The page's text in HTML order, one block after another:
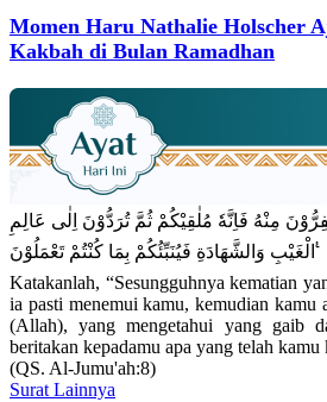
Momen Haru Nathalie Holscher
Kakbah di Bulan Ramadhan
مِنْهُ فَاِنَّهٗ مُلٰقِيْكُمْ ثُمَّ تُرَدُّوْنَ اِلٰى عَالِمِ
الْغَيْبِ وَالشَّهَادَةِ فَيُنَبِّئُكُمْ بِمَا كُنْتُمْ تَعْمَلُوْنَ ࣖ
Katakanlah, “Sesungguhnya kematian
ia pasti menemui kamu, kemudian kamu
(Allah), yang mengetahui yang gaib
beritakan kepadamu apa yang telah kamu
(QS. Al-Jumu'ah:8)
Surat Lainnya